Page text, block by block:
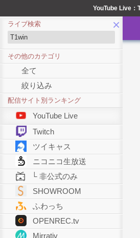
YouTube Live：
×
ライブ検索
その他のカテゴリ
全て
絞り込み
配信サイト別ランキング
YouTube Live
Twitch
ツイキャス
ニコニコ生放送
└ 非公式のみ
SHOWROOM
ふわっち
OPENREC.tv
Mirrativ